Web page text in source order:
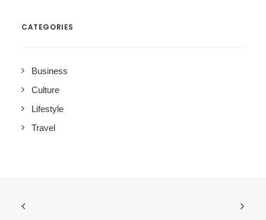
CATEGORIES
Business
Culture
Lifestyle
Travel